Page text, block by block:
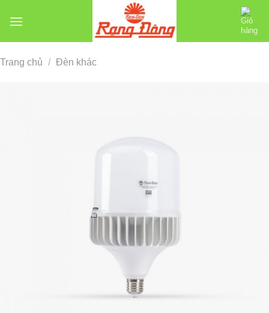
đến
Trang chủ / Đèn khác